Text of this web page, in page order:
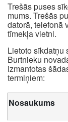
Trešās puses
mums. Trešās
datorā, telefonā
tīmekļa vietni.
Lietoto sīkdatņu
Burtnieku
izmantotas
termiņiem:
Nosaukums